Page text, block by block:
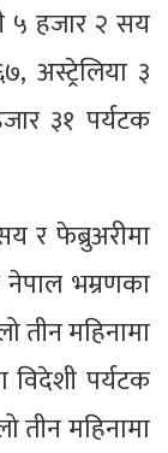
५ हजार २ सय
अस्ट्रेलिया ३
३१ पर्यटक
र फेब्रुअरीमा
भम्रणका
तीन महिनामा
पर्यटक
तीन महिनामा